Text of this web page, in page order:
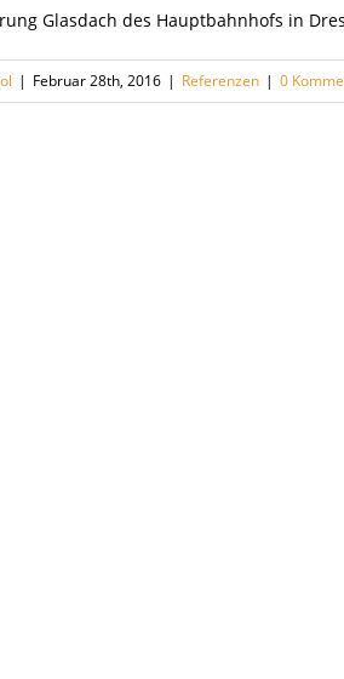
Glasdach des Hauptbahnhofs in
| Februar 28th, 2016 | Referenzen | 0